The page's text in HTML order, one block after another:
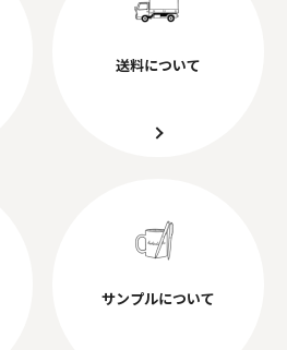
送料について
サンプルについて